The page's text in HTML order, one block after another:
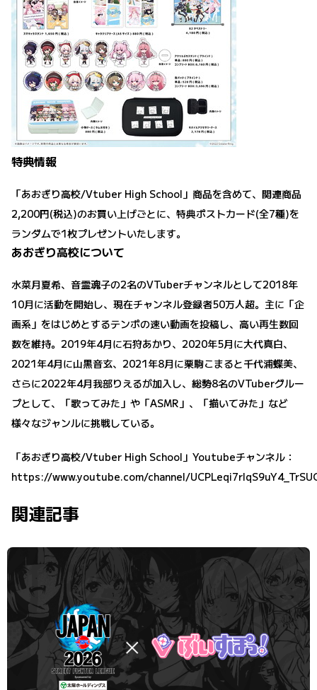
特典情報
「あおぎり高校/Vtuber High School」商品を含めて、関連商品
2,200円(税込)のお買い上げごとに、特典ポストカード(全7種)を
ランダムで1枚プレゼントいたします。
あおぎり高校について
水菜月夏希、音霊魂子の2名のVTuberチャンネルとして2018年
10月に活動を開始し、現在チャンネル登録者50万人超。主に「企
画系」をはじめとするテンポの速い動画を投稿し、高い再生数回
数を維持。2019年4月に石狩あかり、2020年5月に大代真白、
2021年4月に山黒音玄、2021年8月に栗駒こまると千代浦蝶美、
さらに2022年4月我部りえるが加入し、総勢8名のVTuberグルー
プとして、「歌ってみた」や「ASMR」、「描いてみた」など
様々なジャンルに挑戦している。
「あおぎり高校/Vtuber High School」Youtubeチャンネル：
https://www.youtube.com/channel/
関連記事